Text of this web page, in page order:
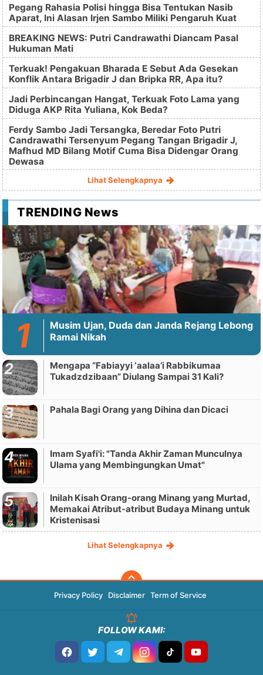
Pegang Rahasia Polisi hingga Bisa Tentukan Nasib
Aparat, Ini Alasan Irjen Sambo Miliki Pengaruh Kuat
BREAKING NEWS: Putri Candrawathi Diancam Pasal
Hukuman Mati
Terkuak! Pengakuan Bharada E Sebut Ada Gesekan
Konflik Antara Brigadir J dan Bripka RR, Apa itu?
Jadi Perbincangan Hangat, Terkuak Foto Lama yang
Diduga AKP Rita Yuliana, Kok Beda?
Ferdy Sambo Jadi Tersangka, Beredar Foto Putri
Candrawathi Tersenyum Pegang Tangan Brigadir J,
Mafhud MD Bilang Motif Cuma Bisa Didengar Orang
Dewasa
Lihat Selengkapnya
TRENDING News
Musim Ujan, Duda dan Janda Rejang Lebong
Ramai Nikah
Mengapa “Fabiayyi ‘aalaa’i Rabbikumaa
Tukadzdzibaan” Diulang Sampai 31 Kali?
Pahala Bagi Orang yang Dihina dan Dicaci
Imam Syafi'i: "Tanda Akhir Zaman Munculnya
Ulama yang Membingungkan Umat"
Inilah Kisah Orang-orang Minang yang Murtad,
Memakai Atribut-atribut Budaya Minang untuk
Kristenisasi
Lihat Selengkapnya
Privacy Policy Disclaimer Term of Service
FOLLOW KAMI: